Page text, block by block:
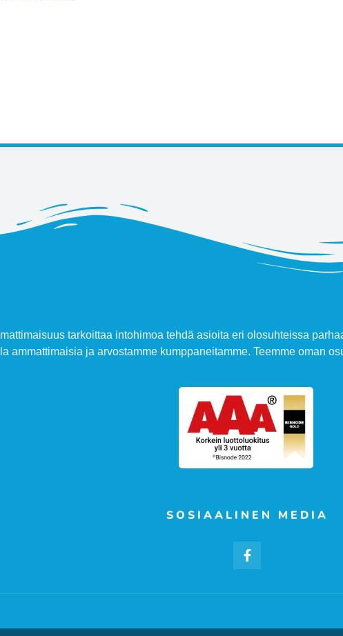
tarkoittaa intohimoa tehdä asioita eri olosuhteissa
ammattimaisia ja arvostamme kumppaneitamme. Teemme oman
SOSIAALINEN MEDIA